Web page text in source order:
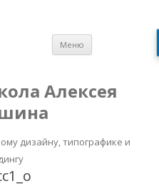
Алексея
дизайну, типографике и
Меню
содержимому